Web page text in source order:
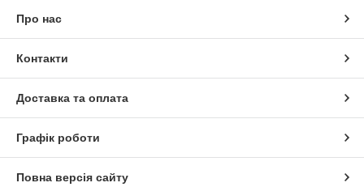
Про нас
Контакти
Доставка та оплата
Графік роботи
Повна версія сайту